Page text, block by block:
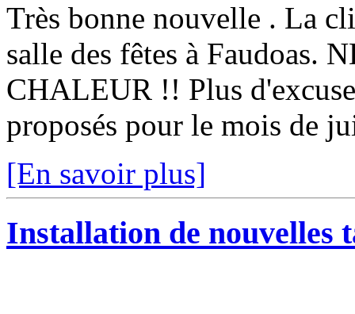
Très bonne nouvelle . La
salle des fêtes à Faudoas.
CHALEUR !! Plus
proposés pour le mois de
[En savoir plus]
Installation de nouvelles